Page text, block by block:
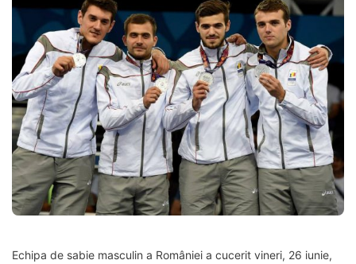
Echipa de sabie masculin a României a cucerit vineri, 26 iunie,